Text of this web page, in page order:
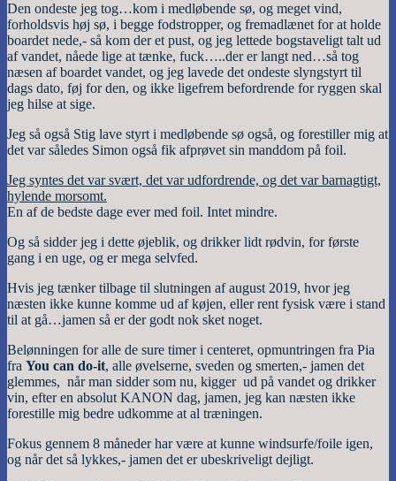
Den ondeste jeg tog…kom i medløbende sø, og meget vind,
forholdsvis høj sø, i begge fodstropper, og fremadlænet for at holde
boardet nede,- så kom der et pust, og jeg lettede bogstaveligt talt ud
af vandet, nåede lige at tænke, fuck…..der er langt ned…så tog
næsen af boardet vandet, og jeg lavede det ondeste slyngstyrt til
dags dato, føj for den, og ikke ligefrem befordrende for ryggen skal
jeg hilse at sige.
Jeg så også Stig lave styrt i medløbende sø også, og forestiller mig at
det var således Simon også fik afprøvet sin manddom på foil.
Jeg syntes det var svært, det var udfordrende, og det var barnagtigt,
hylende morsomt.
En af de bedste dage ever med foil. Intet mindre.
Og så sidder jeg i dette øjeblik, og drikker lidt rødvin, for første
gang i en uge, og er mega selvfed.
Hvis jeg tænker tilbage til slutningen af august 2019, hvor jeg
næsten ikke kunne komme ud af køjen, eller rent fysisk være i stand
til at gå…jamen så er der godt nok sket noget.
Belønningen for alle de sure timer i centeret, opmuntringen fra Pia
fra You can do-it, alle øvelserne, sveden og smerten,- jamen det
glemmes, når man sidder som nu, kigger ud på vandet og drikker
vin, efter en absolut KANON dag, jamen, jeg kan næsten ikke
forestille mig bedre udkomme at al træningen.
Fokus gennem 8 måneder har være at kunne windsurfe/foile igen,
og når det så lykkes,- jamen det er ubeskriveligt dejligt.